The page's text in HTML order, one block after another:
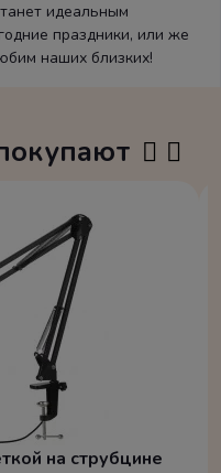
идеальным
праздники, или же
наших близких!
на струбцине